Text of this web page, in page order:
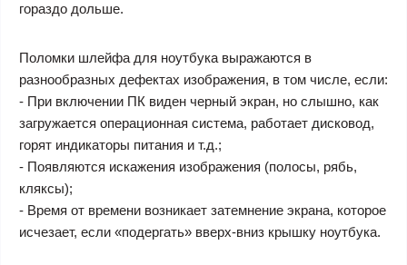
гораздо дольше.
Поломки шлейфа для ноутбука выражаются в
разнообразных дефектах изображения, в том числе, если:
- При включении ПК виден черный экран, но слышно, как
загружается операционная система, работает дисковод,
горят индикаторы питания и т.д.;
- Появляются искажения изображения (полосы, рябь,
кляксы);
- Время от времени возникает затемнение экрана, которое
исчезает, если «подергать» вверх-вниз крышку ноутбука.